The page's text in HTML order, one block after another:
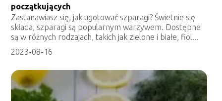
początkujących
Zastanawiasz się, jak ugotować szparagi? Świetnie się
składa, szparagi są popularnym warzywem. Dostępne
są w różnych rodzajach, takich jak zielone i białe, fiol...
2023-08-16